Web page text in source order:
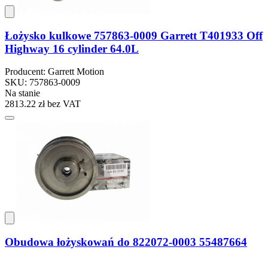
Łożysko kulkowe 757863-0009 Garrett T401933 Off
Highway 16 cylinder 64.0L
Producent: Garrett Motion
SKU: 757863-0009
Na stanie
2813.22 złbez VAT
Obudowa łożyskowań do 822072-0003 55487664